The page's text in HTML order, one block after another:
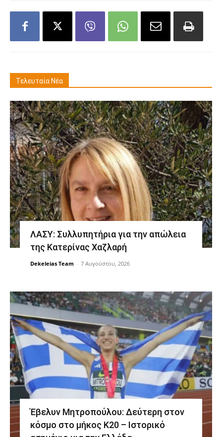
Τελευταία Νέα
ΛΑΣΥ: Συλλυπητήρια για την απώλεια
της Κατερίνας Χαζλαρή
Dekeleias Team - 7 Αυγούστου, 2026
Έβελυν Μητροπούλου: Δεύτερη στον
κόσμο στο μήκος Κ20 – Ιστορικό